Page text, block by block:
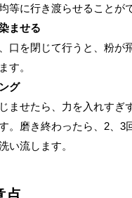
等に行き渡らせることが
ませる
口を閉じて行うと、粉が
す。
グ
ませたら、力を入れすぎ
。磨き終わったら、2、3
い流します。
点